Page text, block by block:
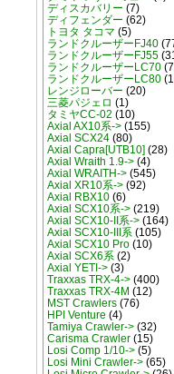
ディスカバリー (7)
ディフェンダー (62)
トヨタ タコマ (5)
ランドクルーザーFJ40
ランドクルーザーFJ55
ランドクルーザーLC70
ランドクルーザーLC80
レンジローバー (20)
三菱パジェロ (1)
タミヤCC-02 (10)
Axial AX10系->(155)
Axial SCX24(80)
Axial Capra[UTB10] (28)
Axial Wraith 1.9->(4)
Axial WRAITH->(545)
Axial XR10系->(92)
Axial RBX10(6)
Axial SCX10系->(219)
Axial SCX10-II系->(164)
Axial SCX10-III系(105)
Axial SCX10 Pro(10)
Axial SCX6系(2)
Axial YETI->(3)
Traxxas TRX-4->(400)
Traxxas TRX-4M (12)
MST Crawlers(76)
HPI Venture (4)
Tamiya Crawler->(32)
Carisma Crawler(15)
Losi Comp 1/10->(5)
Losi Mini Crawler->(65)